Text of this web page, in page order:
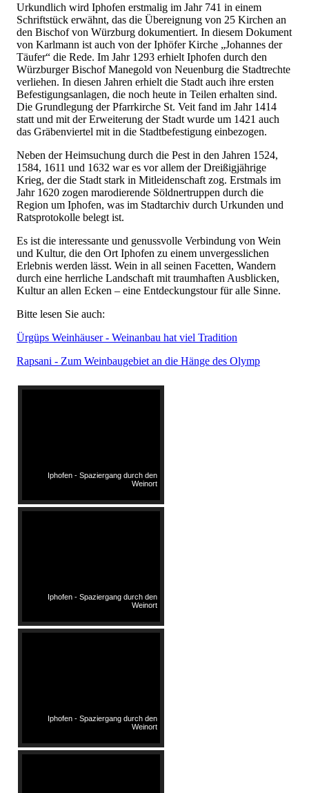
Urkundlich wird Iphofen erstmalig im Jahr 741 in einem
Schriftstück erwähnt, das die Übereignung von 25 Kirchen an
den Bischof von Würzburg dokumentiert. In diesem Dokument
von Karlmann ist auch von der Iphöfer Kirche „Johannes der
Täufer“ die Rede. Im Jahr 1293 erhielt Iphofen durch den
Würzburger Bischof Manegold von Neuenburg die Stadtrechte
verliehen. In diesen Jahren erhielt die Stadt auch ihre ersten
Befestigungsanlagen, die noch heute in Teilen erhalten sind.
Die Grundlegung der Pfarrkirche St. Veit fand im Jahr 1414
statt und mit der Erweiterung der Stadt wurde um 1421 auch
das Gräbenviertel mit in die Stadtbefestigung einbezogen.
Neben der Heimsuchung durch die Pest in den Jahren 1524,
1584, 1611 und 1632 war es vor allem der Dreißigjährige
Krieg, der die Stadt stark in Mitleidenschaft zog. Erstmals im
Jahr 1620 zogen marodierende Söldnertruppen durch die
Region um Iphofen, was im Stadtarchiv durch Urkunden und
Ratsprotokolle belegt ist.
Es ist die interessante und genussvolle Verbindung von Wein
und Kultur, die den Ort Iphofen zu einem unvergesslichen
Erlebnis werden lässt. Wein in all seinen Facetten, Wandern
durch eine herrliche Landschaft mit traumhaften Ausblicken,
Kultur an allen Ecken – eine Entdeckungstour für alle Sinne.
Bitte lesen Sie auch:
Ürgüps Weinhäuser - Weinanbau hat viel Tradition
Rapsani - Zum Weinbaugebiet an die Hänge des Olymp
Iphofen - Spaziergang durch den
Weinort
Iphofen - Spaziergang durch den
Weinort
Iphofen - Spaziergang durch den
Weinort